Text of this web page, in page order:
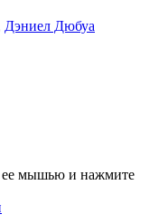
Дэниел Дюбуа
ее мышью и нажмите